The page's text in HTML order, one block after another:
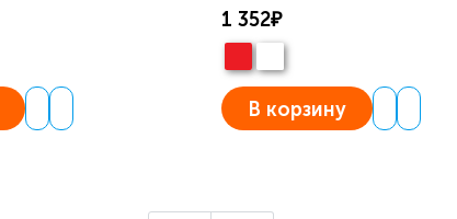
1 352₽
В корзину